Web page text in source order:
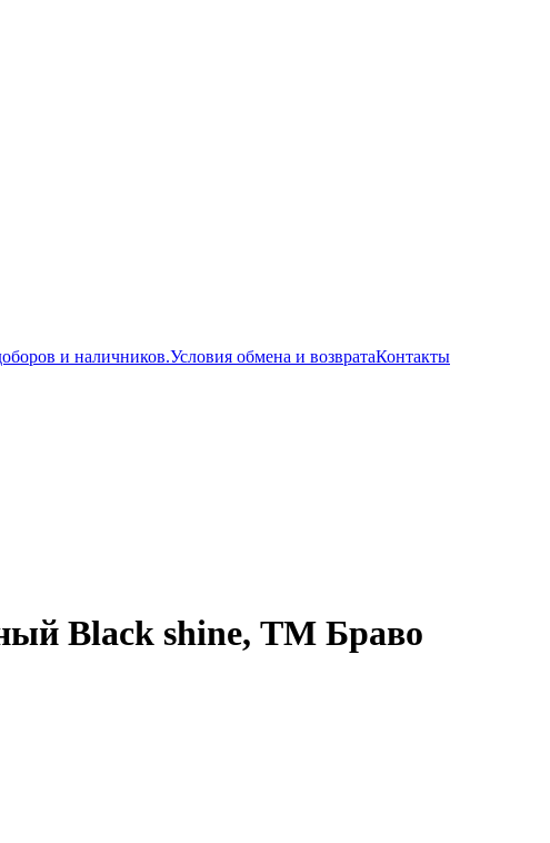
и наличников.Условия обмена и возвратаКонтакты
Black shine, ТМ Браво